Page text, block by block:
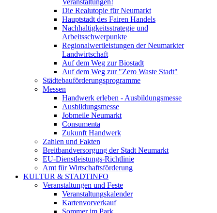
Veranstaltungen!
Die Realutopie für Neumarkt
Hauptstadt des Fairen Handels
Nachhaltigkeitsstrategie und
Arbeitsschwerpunkte
Regionalwertleistungen der Neumarkter
Landwirtschaft
Auf dem Weg zur Biostadt
Auf dem Weg zur "Zero Waste Stadt"
Städtebauförderungsprogramme
Messen
Handwerk erleben - Ausbildungsmesse
Ausbildungsmesse
Jobmeile Neumarkt
Consumenta
Zukunft Handwerk
Zahlen und Fakten
Breitbandversorgung der Stadt Neumarkt
EU-Dienstleistungs-Richtlinie
Amt für Wirtschaftsförderung
KULTUR & STADTINFO
Veranstaltungen und Feste
Veranstaltungskalender
Kartenvorverkauf
Sommer im Park